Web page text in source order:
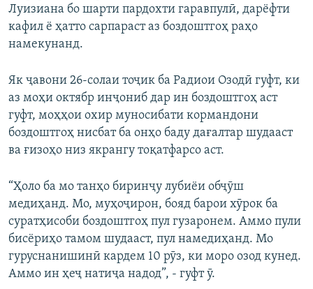
Луизиана бо шарти пардохти гаравпулӣ, дарёфти
кафил ё ҳатто сарпараст аз боздоштгоҳ раҳо
намекунанд.
Як ҷавони 26-солаи тоҷик ба Радиои Озодӣ гуфт, ки
аз моҳи октябр инҷониб дар ин боздоштгоҳ аст
гуфт, моҳҳои охир муносибати кормандони
боздоштгоҳ нисбат ба онҳо баду дағалтар шудааст
ва ғизоҳо низ якрангу тоқатфарсо аст.
“Ҳоло ба мо танҳо биринҷу лубиёи обҷӯш
медиҳанд. Мо, муҳоҷирон, бояд барои хӯрок ба
суратҳисоби боздоштгоҳ пул гузаронем. Аммо пули
бисёриҳо тамом шудааст, пул намедиҳанд. Мо
гуруснанишинӣ кардем 10 рӯз, ки моро озод кунед.
Аммо ин ҳеҷ натиҷа надод”, - гуфт ӯ.